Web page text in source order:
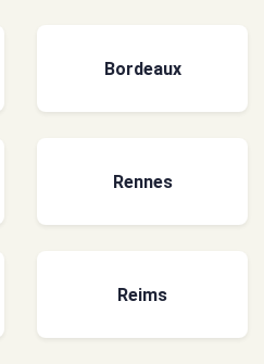
Bordeaux
Rennes
Reims